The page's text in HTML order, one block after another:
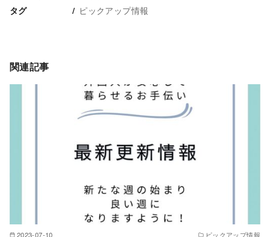
タグ ピックアップ情報
関連記事
2023-07-10 ピックアップ情報